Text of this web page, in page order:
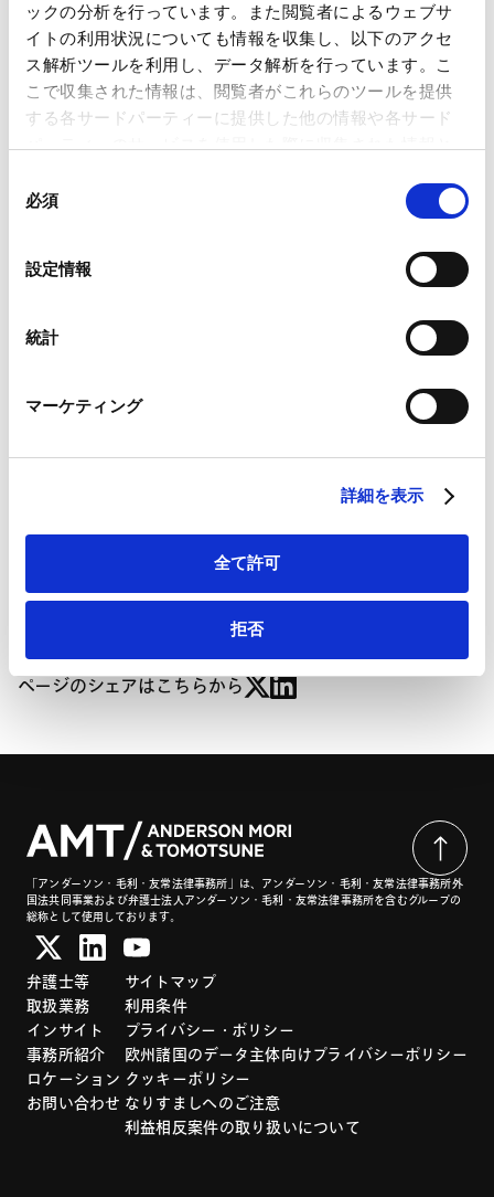
ックの分析を行っています。また閲覧者によるウェブサ
イトの利用状況についても情報を収集し、以下のアクセ
ス解析ツールを利用し、データ解析を行っています。こ
こで収集された情報は、閲覧者がこれらのツールを提供
する各サードパーティーに提供した他の情報や各サード
ことがあります。
Google Analytics利用規約（
Marketo
外部サイト）
LinkedIn プライバシーポリシー（
HubSpot プライバシーポリシー（外部サイト）
必須
設定情報
統計
マーケティング
詳細を表示
全て許可
拒否
業務分野 独禁法・競争法
海外競争法
国際通商および経済安全保障
ニュースレター【競争法・経済安全保障・通商】
Competition / Economic Security & International
Trade（2025年1月号）が掲載されました。
Contents
Ⅱ．EU外国補助金規則（FSR）の概要
Ⅲ．EU外国補助金規則（FSR）の適用事例
Ⅳ．おわりに
ページのシェアはこちらから
「アンダーソン・毛利・友常法律事務所」は、アンダーソン・毛利・友常法律事務所外
国法共同事業および弁護士法人アンダーソン・毛利・友常法律事務所を含むグループの
総称として使用しております。
弁護士等
取扱業務
インサイト
事務所紹介
ロケーション
お問い合わせ
サイトマップ
利用条件
プライバシー・ポリシー
欧州諸国のデータ主体向けプライバシーポリシー
クッキーポリシー
なりすましへのご注意
利益相反案件の取り扱いについて